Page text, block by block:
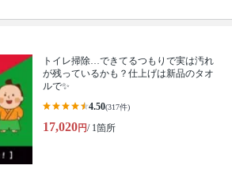
トイレ掃除…できてるつもりで実は汚れ
が残っているかも？仕上げは新品のタオ
ルで✨
4.50(317件)
17,020円/ 1箇所